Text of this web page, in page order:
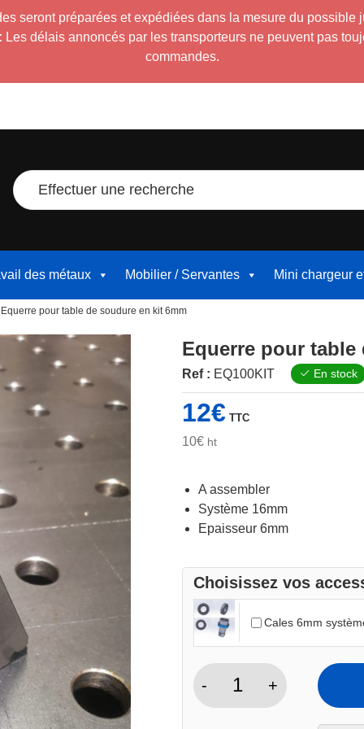
seront préparées et expédiées dans la mesure du possible
Les délais annoncés par les transporteurs ne peuvent pas
commandes.
Effectuer une recherche
des métaux Mobilier / Servantes Mini chargeur
pour table de soudure en kit 6mm
Equerre pour table
Ref : EQ100KIT En stock
12€ TTC
10€ ht
A assembler
Système 16mm
Epaisseur 6mm
Choisissez vos
Cales 6mm
-
quantité
+